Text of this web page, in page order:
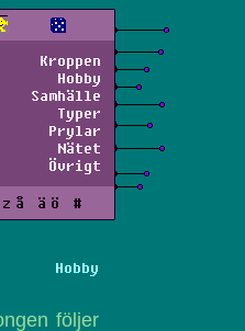
Kroppen
Hobby
Samhälle
Typer
Prylar
Nätet
Övrigt
z å ä ö #
Hobby
följer